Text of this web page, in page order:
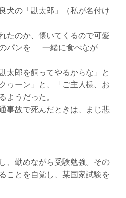
犬の「勘太郎」（私が名付け
たのか、懐いてくるので可愛
のパンを 一緒に食べなが
太郎を飼ってやるからな」と
ゥーン」と、「ご主人様、お
ようだった。
事故で死んだときは、まじ悲
、勤めながら受験勉強。 その
ことを自覚し、某国家試験を